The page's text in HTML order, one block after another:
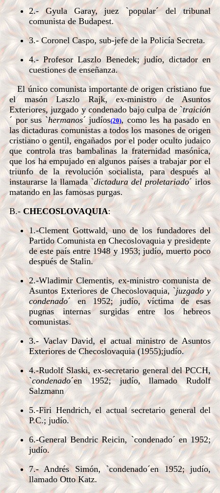
2.- Gyula Garay, juez `popular´ del tribunal
comunista de Budapest.
3.- Coronel Caspo, sub-jefe de la Policía Secreta.
4.- Profesor Laszlo Benedek; judío, dictador en
cuestiones de enseñanza.
El único comunista importante de origen cristiano fue
el masón Laszlo Rajk, ex-ministro de Asuntos
Exteriores, juzgado y condenado bajo culpa de `traición
´ por sus `hermanos´ judíos(20), como les ha pasado en
las dictaduras comunistas a todos los masones de origen
cristiano o gentil, engañados por el poder oculto judaico
que controla tras bambalinas la fraternidad masónica,
que los ha empujado en algunos países a trabajar por el
triunfo de la revolución socialista, para después al
instaurarse la llamada `dictadura del proletariado´ irlos
matando en las famosas purgas.
B.- CHECOSLOVAQUIA:
1.-Clement Gottwald, uno de los fundadores del
Partido Comunista en Checoslovaquia y presidente
de este país entre 1948 y 1953; judío, muerto poco
después de Stalin.
2.-Wladimir Clementis, ex-ministro comunista de
Asuntos Exteriores de Checoslovaquia, `juzgado y
condenado´ en 1952; judío, víctima de esas
pugnas internas surgidas entre los hebreos
comunistas.
3.- Vaclav David, el actual ministro de Asuntos
Exteriores de Checoslovaquia (1955);judío.
4.-Rudolf Slaski, ex-secretario general del PCCH,
`condenado´en 1952; judío, llamado Rudolf
Salzmann
5.-Firi Hendrich, el actual secretario general del
P.C.; judío.
6.-General Bendric Reicin, `condenado´ en 1952;
judío.
7.- Andrés Simón, `condenado´en 1952; judío,
llamado Otto Katz.